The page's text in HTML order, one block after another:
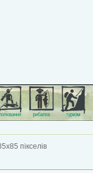
пікселів